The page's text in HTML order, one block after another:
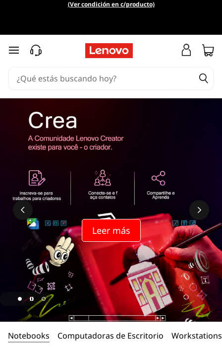
(Ver condición en c/producto)
Ir al contenido principal
Leer más
Notebooks Computadoras de Escritorio Workstations